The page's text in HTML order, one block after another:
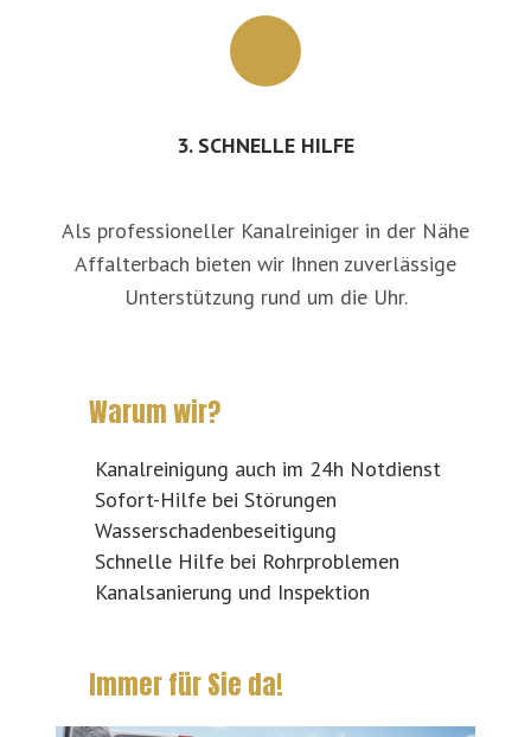
3. SCHNELLE HILFE
Als professioneller Kanalreiniger in der Nähe
Affalterbach bieten wir Ihnen zuverlässige
Unterstützung rund um die Uhr.
Warum wir?
Kanalreinigung auch im 24h Notdienst
Sofort-Hilfe bei Störungen
Wasserschadenbeseitigung
Schnelle Hilfe bei Rohrproblemen
Kanalsanierung und Inspektion
Immer für Sie da!